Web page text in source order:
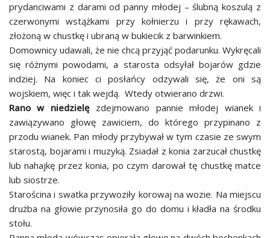
prydanciwami z darami od panny młodej – ślubną koszulą z
czerwonymi wstążkami przy kołnierzu i przy rękawach,
złożoną w chustkę i ubraną w bukiecik z barwinkiem.
Domownicy udawali, że nie chcą przyjąć podarunku. Wykręcali
się różnymi powodami, a starosta odsyłał bojarów gdzie
indziej. Na koniec ci posłańcy odzywali się, że oni są
wojskiem, więc i tak wejdą. Wtedy otwierano drzwi.
Rano w niedzielęzdejmowano pannie młodej wianek i
zawiązywano głowę zawiciem, do którego przypinano z
przodu wianek. Pan młody przybywał w tym czasie ze swym
starostą, bojarami i muzyką. Zsiadał z konia zarzucał chustkę
lub nahajkę przez konia, po czym darował tę chustkę matce
lub siostrze.
Starościna i swatka przywoziły korowaj na wozie. Na miejscu
drużba na głowie przynosiła go do domu i kładła na środku
stołu.